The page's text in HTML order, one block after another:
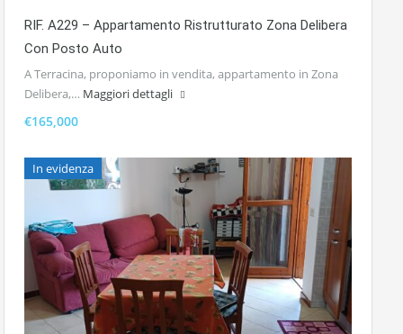
RIF. A229 – Appartamento Ristrutturato Zona Delibera
Con Posto Auto
A Terracina, proponiamo in vendita, appartamento in Zona
Delibera,… Maggiori dettagli
€165,000
In evidenza